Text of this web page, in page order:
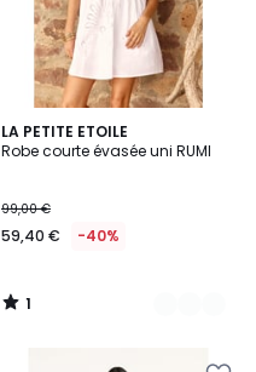
LA PETITE ETOILE
Robe courte évasée uni RUMI
99,00 €
59,40 € -40%
1
/
2
Couleurs
1
/